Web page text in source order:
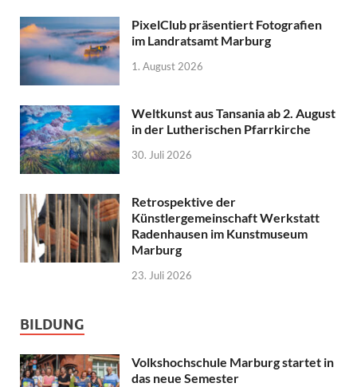
PixelClub präsentiert Fotografien
im Landratsamt Marburg
1. August 2026
Weltkunst aus Tansania ab 2. August
in der Lutherischen Pfarrkirche
30. Juli 2026
Retrospektive der
Künstlergemeinschaft Werkstatt
Radenhausen im Kunstmuseum
Marburg
23. Juli 2026
BILDUNG
Volkshochschule Marburg startet in
das neue Semester